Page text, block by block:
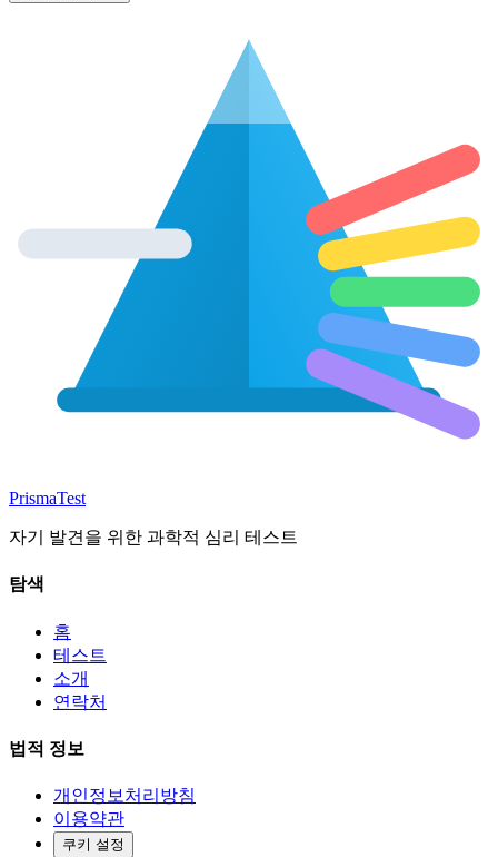
PrismaTest
자기 발견을 위한 과학적 심리 테스트
탐색
홈
테스트
소개
연락처
법적 정보
개인정보처리방침
이용약관
쿠키 설정